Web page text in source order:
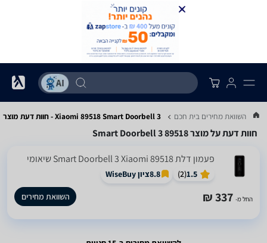
... השוואת מחירים בית חכם Xiaomi 89518 Smart Doorbell 3 - חוות דעת מוצר
חוות דעת על מוצר 89518 Smart Doorbell 3
‏פעמון דלת 89518 Smart Doorbell 3 Xiaomi שיאומי
1.5
(
2
)
8.8ציון WiseBuy
החל מ- 337 ₪ השוואת מחירים